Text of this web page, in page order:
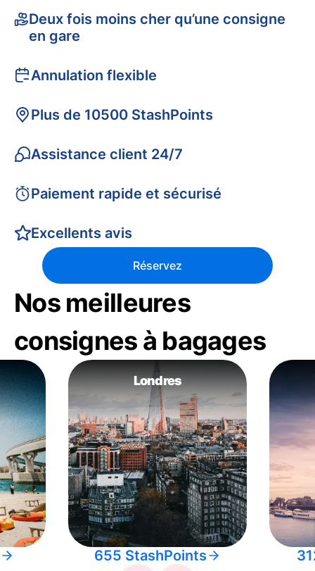
Deux fois moins cher qu’une consigne
en gare
Annulation flexible
Plus de 10500 StashPoints
Assistance client 24/7
Paiement rapide et sécurisé
Excellents avis
Réservez
Nos meilleures
consignes à bagages
Londres
655 StashPoints